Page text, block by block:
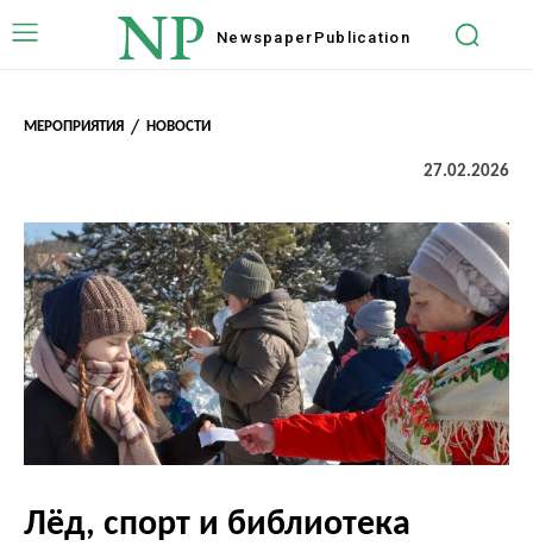
NP Newspaper Publication
МЕРОПРИЯТИЯ НОВОСТИ
27.02.2026
Лёд, спорт и библиотека